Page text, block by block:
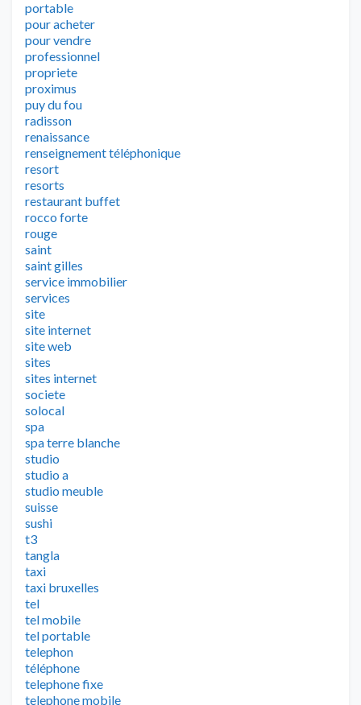
portable
pour acheter
pour vendre
professionnel
propriete
proximus
puy du fou
radisson
renaissance
renseignement téléphonique
resort
resorts
restaurant buffet
rocco forte
rouge
saint
saint gilles
service immobilier
services
site
site internet
site web
sites
sites internet
societe
solocal
spa
spa terre blanche
studio
studio a
studio meuble
suisse
sushi
t3
tangla
taxi
taxi bruxelles
tel
tel mobile
tel portable
telephon
téléphone
telephone fixe
telephone mobile